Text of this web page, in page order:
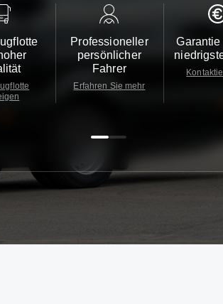
Professioneller
persönlicher
Fahrer
Erfahren Sie mehr
Garantie